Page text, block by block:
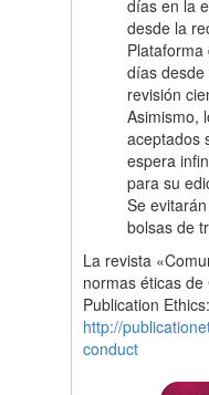
días en la
desde la
días
revisión
Asimismo,
aceptados
espera
para su
Se
bolsas de
La revista
normas éticas
Publication Ethics:
http://
conduct